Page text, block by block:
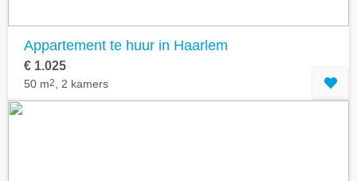
Appartement te huur in Haarlem
€ 1.025
50 m2 , 2 kamers